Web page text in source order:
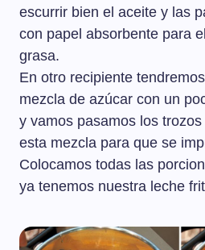
escurrir bien el aceite y las
con papel absorbente para
grasa.
En otro recipiente
mezcla de azúcar con un
y vamos pasamos los
esta mezcla para que se
Colocamos todas las
ya tenemos nuestra leche